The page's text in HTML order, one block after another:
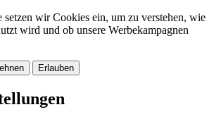
setzen wir Cookies ein, um zu verstehen, wie
wird und ob unsere Werbekampagnen
Erlauben